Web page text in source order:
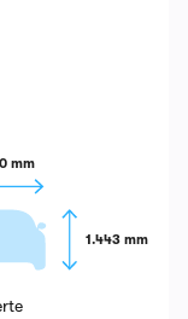
mm
1.443 mm